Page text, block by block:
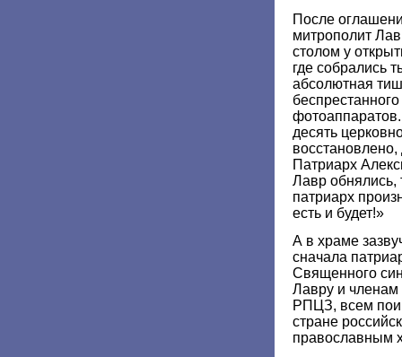
После
митрополит
столом у
где собрались
абсолютная
десять
Патриарх
Лавр обнялись,
патриарх
есть и будет!»
А в храме
сначала
Священного
Лавру и членам
РПЦЗ, всем
стране
православным